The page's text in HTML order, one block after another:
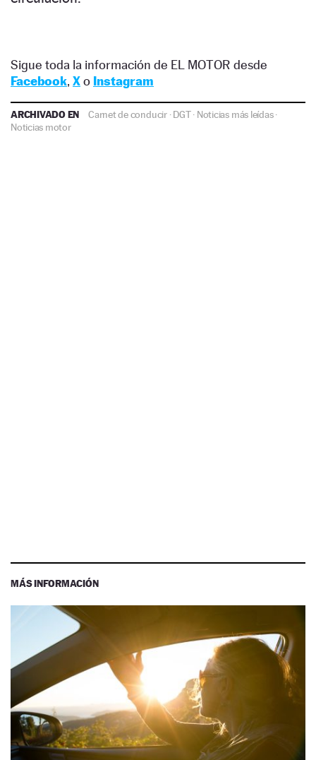
Sigue toda la información de EL MOTOR desde
Facebook, Xo Instagram
ARCHIVADO EN Carnet de conducir·DGT· Noticias más leídas·
Noticias motor
MÁS INFORMACIÓN